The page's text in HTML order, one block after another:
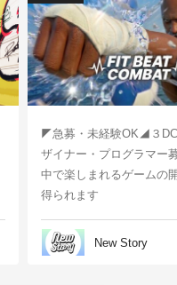
◤急募・未経験OK◢３
ザイナー・プログラマー
中で楽しまれるゲームの
得られます
New Story